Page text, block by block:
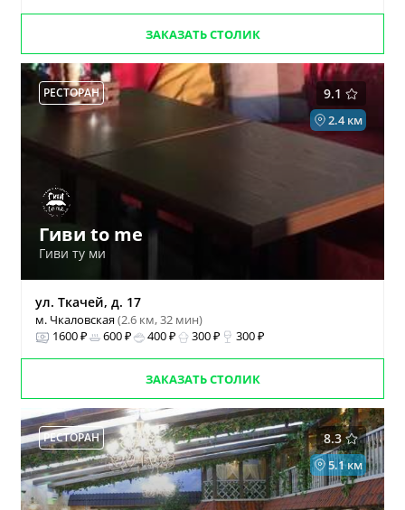
ЗАКАЗАТЬ СТОЛИК
9.1
РЕСТОРАН
2.4 км
Гиви to me
Гиви ту ми
ул. Ткачей, д. 17
м. Чкаловская(2.6 км, 32 мин)
1600 ₽
600 ₽ 400 ₽ 300 ₽ 300 ₽
ЗАКАЗАТЬ СТОЛИК
8.3
РЕСТОРАН
5.1 км